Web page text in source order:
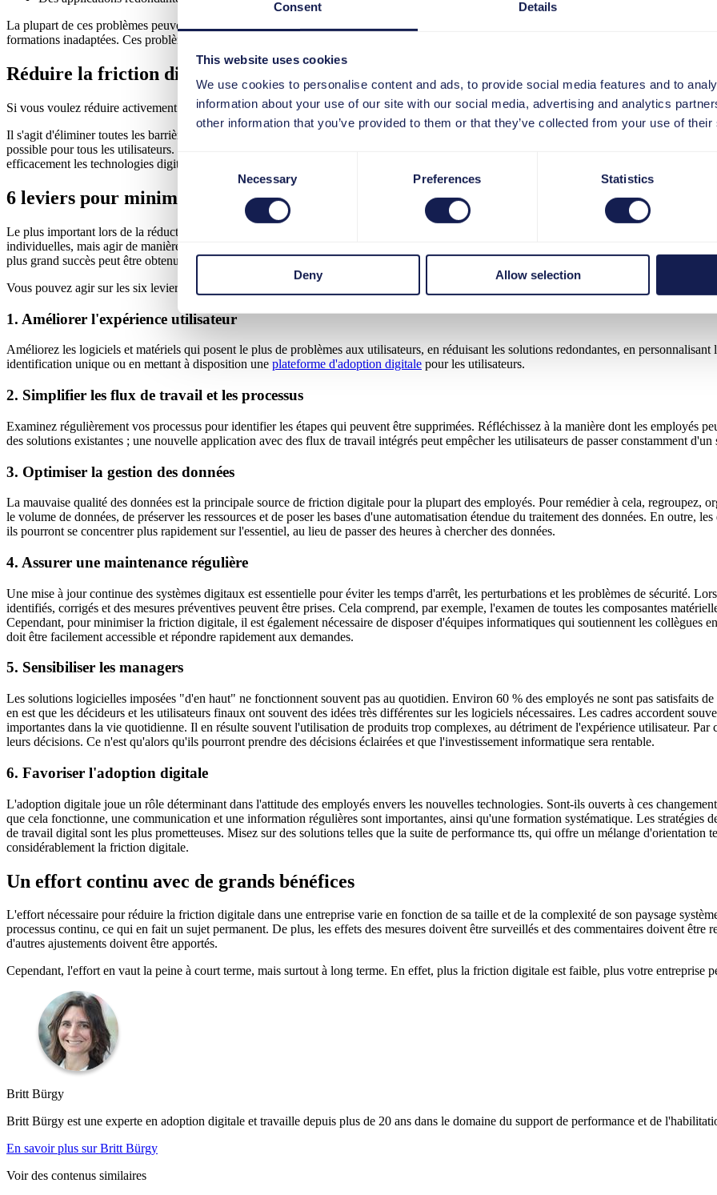
Consent Details
This website uses cookies
We use cookies to personalise content and ads, to provide social media features and to
information about your use of our site with our social media, advertising and analytics
other information that you’ve provided to them or that they’ve collected from your use of
Consent
Necessary Preferences Statistics
Deny Allow selection
La plupart de ces problèmes peuvent être éliminés par des mesures techniques. Cependant, en dehors de la technologie, il existe également
formations inadaptées. Ces problèmes affectent l'expérience utilisateur, ralentissent les processus commerciaux et/ou entravent la qualité des
Réduire la friction digitale : la règle de base
Si vous voulez réduire activement la friction digitale, vous devriez vous concentrer sur une règle très importante : simplifier.
Il s'agit d'éliminer toutes les barrières inutiles qui empêchent les utilisateurs d'utiliser efficacement les technologies digitales. Cela signifie
possible pour tous les utilisateurs. Par exemple, vous devriez simplifier les processus de connexion et l'accès aux logiciels, et vous assurer
efficacement les technologies digitales. Ou vous pouvez faciliter la collaboration en créant un point central de communication et d'échange de
6 leviers pour minimiser la friction digitale
Le plus important lors de la réduction de la friction digitale est de garder une vue d'ensemble, plutôt que de se concentrer uniquement sur
individuelles, mais agir de manière systématique. Dans une première étape, regroupez les points de friction en domaines thématiques. Dans
plus grand succès peut être obtenu avec le moins d'efforts.
Vous pouvez agir sur les six leviers suivants pour minimiser la friction digitale de manière systématique :
1. Améliorer l'expérience utilisateur
Améliorez les logiciels et matériels qui posent le plus de problèmes aux utilisateurs, en réduisant les solutions redondantes, en
identification unique ou en mettant à disposition une plateforme d'adoption digitale pour les utilisateurs.
2. Simplifier les flux de travail et les processus
Examinez régulièrement vos processus pour identifier les étapes qui peuvent être supprimées. Réfléchissez à la manière dont les employés
des solutions existantes ; une nouvelle application avec des flux de travail intégrés peut empêcher les utilisateurs de passer constamment d'un
3. Optimiser la gestion des données
La mauvaise qualité des données est la principale source de friction digitale pour la plupart des employés. Pour remédier à cela, regroupez,
le volume de données, de préserver les ressources et de poser les bases d'une automatisation étendue du traitement des données. En outre,
ils pourront se concentrer plus rapidement sur l'essentiel, au lieu de passer des heures à chercher des données.
4. Assurer une maintenance régulière
Une mise à jour continue des systèmes digitaux est essentielle pour éviter les temps d'arrêt, les perturbations et les problèmes de sécurité.
identifiés, corrigés et des mesures préventives peuvent être prises. Cela comprend, par exemple, l'examen de toutes les composantes
Cependant, pour minimiser la friction digitale, il est également nécessaire de disposer d'équipes informatiques qui soutiennent les collègues
doit être facilement accessible et répondre rapidement aux demandes.
5. Sensibiliser les managers
Les solutions logicielles imposées "d'en haut" ne fonctionnent souvent pas au quotidien. Environ 60 % des employés ne sont pas satisfaits
en est que les décideurs et les utilisateurs finaux ont souvent des idées très différentes sur les logiciels nécessaires. Les cadres accordent
importantes dans la vie quotidienne. Il en résulte souvent l'utilisation de produits trop complexes, au détriment de l'expérience utilisateur.
leurs décisions. Ce n'est qu'alors qu'ils pourront prendre des décisions éclairées et que l'investissement informatique sera rentable.
6. Favoriser l'adoption digitale
L'adoption digitale joue un rôle déterminant dans l'attitude des employés envers les nouvelles technologies. Sont-ils ouverts à ces
que cela fonctionne, une communication et une information régulières sont importantes, ainsi qu'une formation systématique. Les stratégies
de travail digital sont les plus prometteuses. Misez sur des solutions telles que la suite de performance tts, qui offre un mélange
considérablement la friction digitale.
Un effort continu avec de grands bénéfices
L'effort nécessaire pour réduire la friction digitale dans une entreprise varie en fonction de sa taille et de la complexité de son paysage
processus continu, ce qui en fait un sujet permanent. De plus, les effets des mesures doivent être surveillés et des commentaires doivent
d'autres ajustements doivent être apportés.
Cependant, l'effort en vaut la peine à court terme, mais surtout à long terme. En effet, plus la friction digitale est faible, plus votre entreprise
Britt Bürgy
Britt Bürgy est une experte en adoption digitale et travaille depuis plus de 20 ans dans le domaine du support de performance et de
En savoir plus sur Britt Bürgy
Voir des contenus similaires